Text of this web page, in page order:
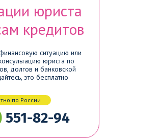
юриста
кредитов
ситуацию или
юриста по
долгов и банковской
это бесплатно
по России
551-82-94